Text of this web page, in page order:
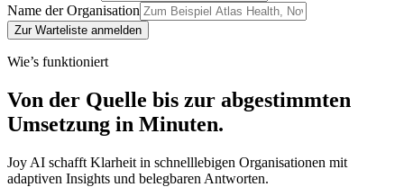
Name der Organisation
Zur Warteliste anmelden
Wie’s funktioniert
Von der Quelle bis zur abgestimmten
Umsetzung in Minuten.
Joy AI schafft Klarheit in schnelllebigen Organisationen mit
adaptiven Insights und belegbaren Antworten.